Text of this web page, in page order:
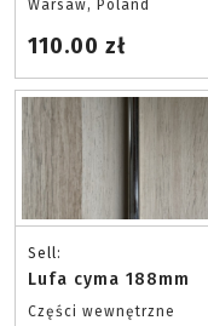
Warsaw, Poland
110.00 zł
Sell:
Lufa cyma 188mm
Części wewnętrzne